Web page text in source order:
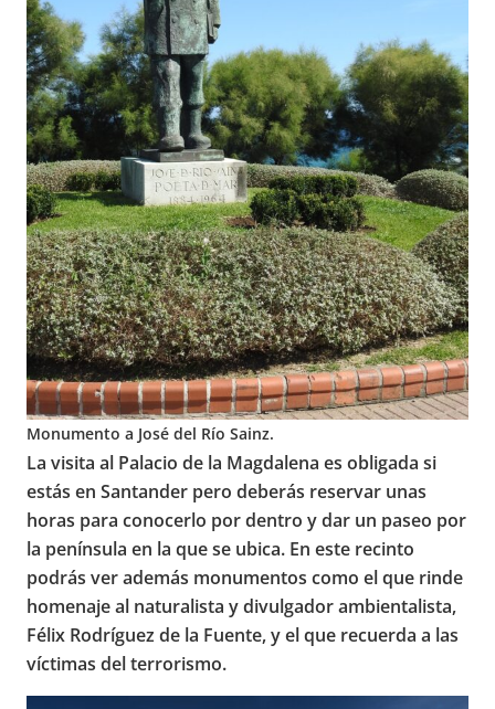
Monumento a José del Río Sainz.
La visita al Palacio de la Magdalena es obligada si
estás en Santander pero deberás reservar unas
horas para conocerlo por dentro y dar un paseo por
la península en la que se ubica. En este recinto
podrás ver además monumentos como el que rinde
homenaje al naturalista y divulgador ambientalista,
Félix Rodríguez de la Fuente, y el que recuerda a las
víctimas del terrorismo.